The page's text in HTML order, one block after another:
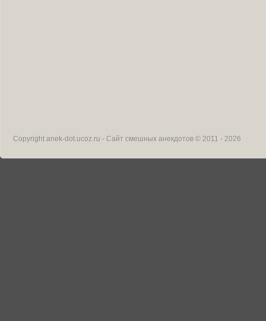
Copyrightanek-dot.ucoz.ru - Сайт смешных анекдотов © 2011 - 2026